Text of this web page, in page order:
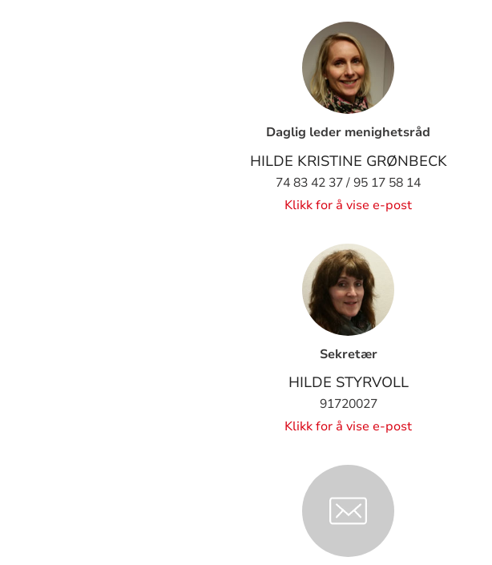
Daglig leder menighetsråd
HILDE KRISTINE GRØNBECK
74 83 42 37 / 95 17 58 14
Klikk for å vise e-post
Sekretær
HILDE STYRVOLL
91720027
Klikk for å vise e-post